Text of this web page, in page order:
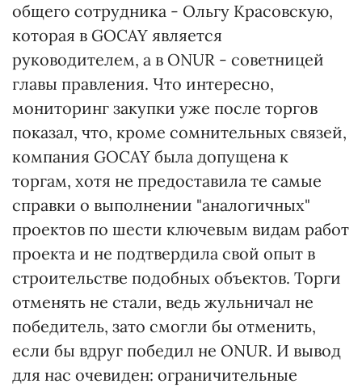
общего сотрудника - Ольгу Красовскую,
которая в GOCAY является
руководителем, а в ONUR - советницей
главы правления. Что интересно,
мониторинг закупки уже после торгов
показал, что, кроме сомнительных связей,
компания GOCAY была допущена к
торгам, хотя не предоставила те самые
справки о выполнении "аналогичных"
проектов по шести ключевым видам работ
проекта и не подтвердила свой опыт в
строительстве подобных объектов. Торги
отменять не стали, ведь жульничал не
победитель, зато смогли бы отменить,
если бы вдруг победил не ONUR. И вывод
для нас очевиден: ограничительные